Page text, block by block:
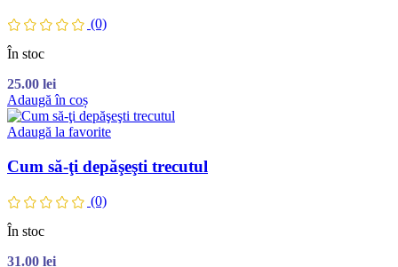
(0)
În stoc
25.00 lei
Adaugă în coș
Adaugă la favorite
Cum să-ţi depăşeşti trecutul
(0)
În stoc
31.00 lei